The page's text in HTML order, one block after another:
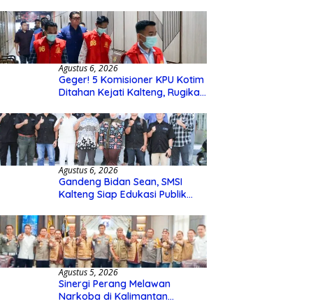
Agustus 6, 2026
Geger! 5 Komisioner KPU Kotim
Ditahan Kejati Kalteng, Rugikan
Hibah Rp40 Miliar
Agustus 6, 2026
Gandeng Bidan Sean, SMSI
Kalteng Siap Edukasi Publik
Agustus 5, 2026
Sinergi Perang Melawan
Narkoba di Kalimantan